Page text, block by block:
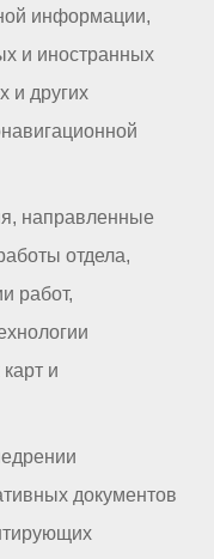
информации,
и иностранных
и других
направленные
отдела,
работ,
и
документов